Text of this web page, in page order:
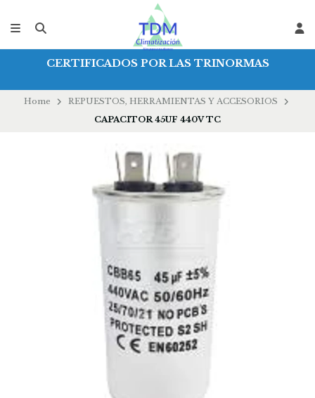
CERTIFICADOS POR LAS TRINORMAS
Home
REPUESTOS, HERRAMIENTAS Y ACCESORIOS
CAPACITOR 45UF 440V TC